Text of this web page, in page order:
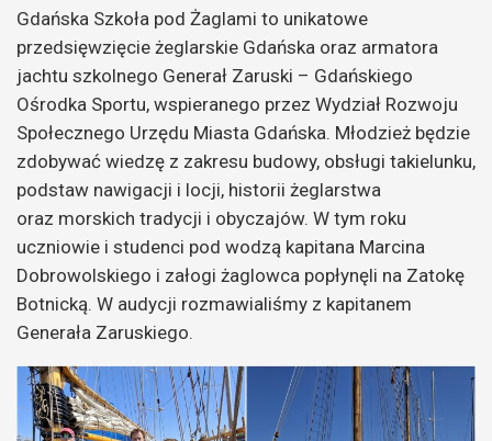
Gdańska Szkoła pod Żaglami to unikatowe
przedsięwzięcie żeglarskie Gdańska oraz armatora
jachtu szkolnego Generał Zaruski – Gdańskiego
Ośrodka Sportu, wspieranego przez Wydział Rozwoju
Społecznego Urzędu Miasta Gdańska. Młodzież będzie
zdobywać wiedzę z zakresu budowy, obsługi takielunku,
podstaw nawigacji i locji, historii żeglarstwa
oraz morskich tradycji i obyczajów. W tym roku
uczniowie i studenci pod wodzą kapitana Marcina
Dobrowolskiego i załogi żaglowca popłynęli na Zatokę
Botnicką. W audycji rozmawialiśmy z kapitanem
Generała Zaruskiego.